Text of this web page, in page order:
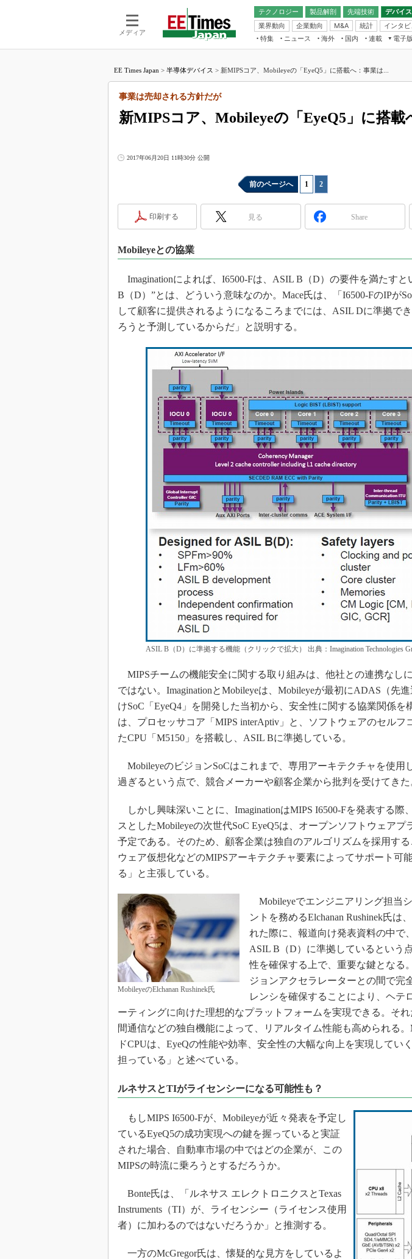
メディア
テクノロジー 製品解剖
先端技術
電池／エネルギー
デバイス
アナログ
マイコン
業界動向
企業動向 M&A 統計 インタビ
フィジカルAI
読者調査（EE Times
特集 ニュース 海外 国内
連載
福田昭のデバイス通信
大山聡の業界スコープ
大原雄介のエレ・組み込みプレイバ
世界を「数字」で回してみよう
踊るバズワード ～Behind the
Buzzword
この10年で起こったこと、次の10年
製品分解で探るアジアの新トレンド
光伝送技術を知る
“異端児エンジニア”が仕掛けた社内
改革、執念の180日
イノベーションは日本を救うのか
ための新行動論
電子版
電子ブックレット
EE Times Japan > 半導体デバイス > 新MIPSコア、Mobileyeの「EyeQ5」に搭載へ：事業は...
新MIPSコア、Mobileyeの「EyeQ5」に搭載
事業は売却される方針だが
2017年06月20日 11時30分 公開
前のページへ 1 2
印刷する 見る Share
Mobileyeとの協業
Imaginationによれば、I6500-Fは、ASIL B（D）の要件を満たすと
B（D）”とは、どういう意味なのか。Mace氏は、「I6500-FのIPが
して顧客に提供されるようになるころまでには、ASIL Dに準拠で
ろうと予測しているからだ」と説明する。
ASIL B（D）に準拠する機能（クリックで拡大） 出典：Imagination Technologies
MIPSチームの機能安全に関する取り組みは、他社との連携なし
ではない。ImaginationとMobileyeは、Mobileyeが最初にADAS（先
けSoC「EyeQ4」を開発した当初から、安全性に関する協業関係を
は、プロセッサコア「MIPS interAptiv」と、ソフトウェアのセルフ
たCPU「M5150」を搭載し、ASIL Bに準拠している。
MobileyeのビジョンSoCはこれまで、専用アーキテクチャを使用
過ぎるという点で、競合メーカーや顧客企業から批判を受けてきた
しかし興味深いことに、ImaginationはMIPS I6500-Fを発表する際
スとしたMobileyeの次世代SoC EyeQ5は、オープンソフトウェアプ
予定である。そのため、顧客企業は独自のアルゴリズムを採用す
ウェア仮想化などのMIPSアーキテクチャ要素によってサポート可
る」と主張している。
MobileyeのElchanan Rushinek氏
Mobileyeでエンジニアリング担当
ントを務めるElchanan Rushinek氏は
れた際に、報道向け発表資料の中で
ASIL B（D）に準拠しているという
性を確保する上で、重要な鍵となる
ジョンアクセラレーターとの間で完
レンシを確保することにより、ヘテ
ーティングに向けた理想的なプラットフォームを実現できる。そ
間通信などの独自機能によって、リアルタイム性能も高められる
ドCPUは、EyeQの性能や効率、安全性の大幅な向上を実現してい
担っている」と述べている。
ルネサスとTIがライセンシーになる可能性も？
もしMIPS I6500-Fが、Mobileyeが近々発表を予定し
ているEyeQ5の成功実現への鍵を握っていると実証
された場合、自動車市場の中ではどの企業が、この
MIPSの時流に乗ろうとするだろうか。
Bonte氏は、「ルネサス エレクトロニクスとTexas
Instruments（TI）が、ライセンシー（ライセンス使用
者）に加わるのではないだろうか」と推測する。
一方のMcGregor氏は、懐疑的な見方をしているよ